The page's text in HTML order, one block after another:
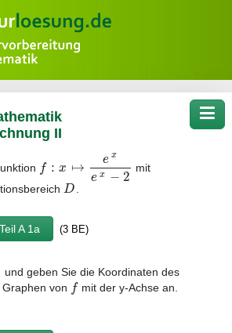
II
f : x ↦ e x
ex −2 mit
D
A 1a (3 BE)
und geben Sie die Koordinaten des
von fmit der y-Achse an.